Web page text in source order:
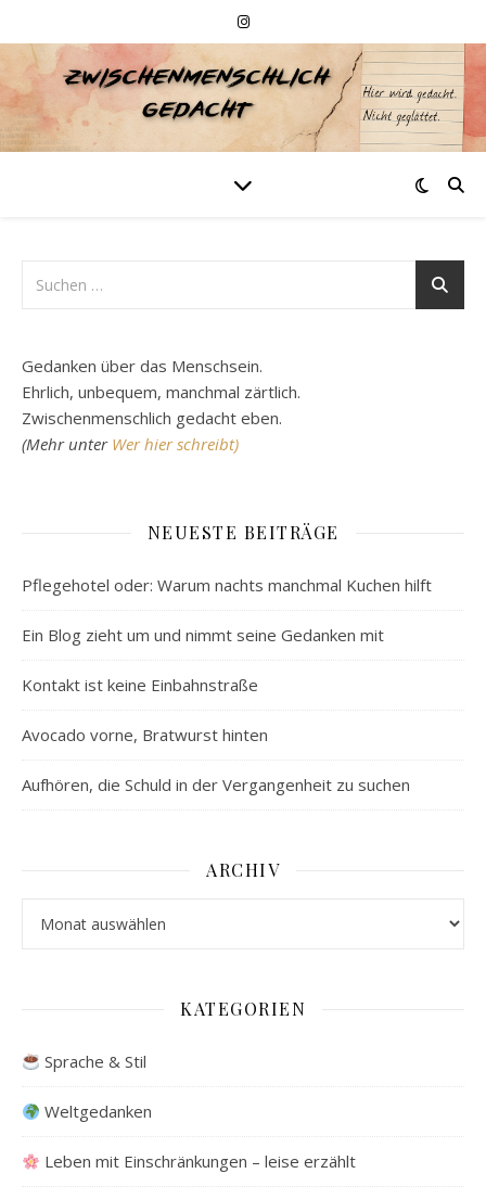
Gedanken über das Menschsein.
Ehrlich, unbequem, manchmal zärtlich.
Zwischenmenschlich gedacht eben.
(Mehr unter Wer hier schreibt)
NEUESTE BEITRÄGE
Pflegehotel oder: Warum nachts manchmal Kuchen hilft
Ein Blog zieht um und nimmt seine Gedanken mit
Kontakt ist keine Einbahnstraße
Avocado vorne, Bratwurst hinten
Aufhören, die Schuld in der Vergangenheit zu suchen
ARCHIV
KATEGORIEN
Sprache & Stil
Weltgedanken
Leben mit Einschränkungen – leise erzählt